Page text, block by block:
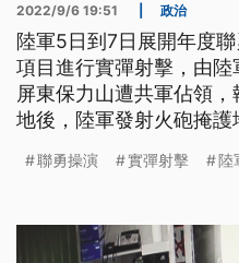
2022/9/6 19:51 政治
陸軍5日到7日展開年度
項目進行實彈射擊，由
屏東保力山遭共軍佔領
地後，陸軍發射火砲掩護
射在烏俄戰爭大放異彩
軍周邊部隊，完成戰場
行大兵力攻擊主陣地，驗
聯勇操演 實彈射擊 陸